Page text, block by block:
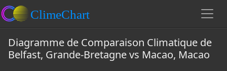
Diagramme de Comparaison Climatique de
Belfast, Grande-Bretagne vs Macao, Macao